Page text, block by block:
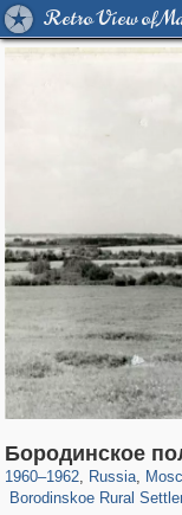
Retro View of
Бородинское
1960–1962, Russia,
96,615
Borodinskoe Rural
791